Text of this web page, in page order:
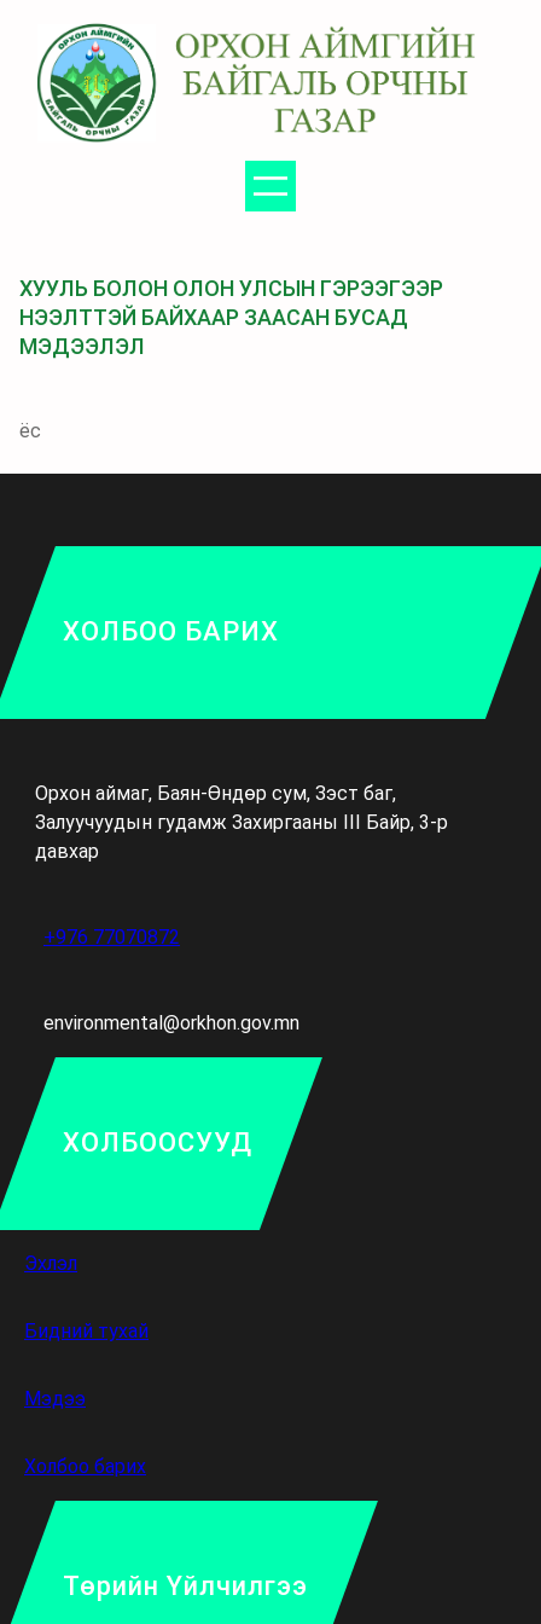
алгасах
ХУУЛЬ БОЛОН ОЛОН УЛСЫН ГЭРЭЭГЭЭР
НЭЭЛТТЭЙ БАЙХААР ЗААСАН БУСАД
МЭДЭЭЛЭЛ
ёс
ХОЛБОО БАРИХ
Орхон аймаг, Баян-Өндөр сум, Зэст баг,
Залуучуудын гудамж Захиргааны III Байр, 3-р
давхар
+976 77070872
environmental@orkhon.gov.mn
ХОЛБООСУУД
Эхлэл
Бидний тухай
Мэдээ
Холбоо барих
Төрийн Үйлчилгээ